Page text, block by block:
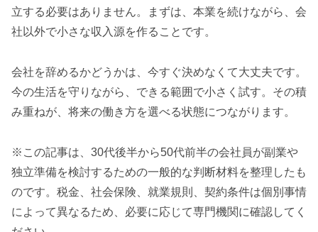
立する必要はありません。まずは、本業を続けながら、会
社以外で小さな収入源を作ることです。
会社を辞めるかどうかは、今すぐ決めなくて大丈夫です。
今の生活を守りながら、できる範囲で小さく試す。その積
み重ねが、将来の働き方を選べる状態につながります。
※この記事は、30代後半から50代前半の会社員が副業や
独立準備を検討するための一般的な判断材料を整理したも
のです。税金、社会保険、就業規則、契約条件は個別事情
によって異なるため、必要に応じて専門機関に確認してく